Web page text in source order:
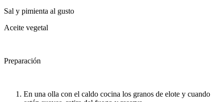
Sal y pimienta al gusto
Aceite vegetal
Preparación
En una olla con el caldo cocina los granos de elote y cuando